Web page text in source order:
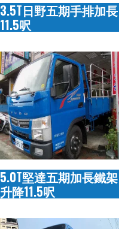
3.5T日野五期手排加長
11.5呎
5.0T堅達五期加長鐵架
升降11.5呎